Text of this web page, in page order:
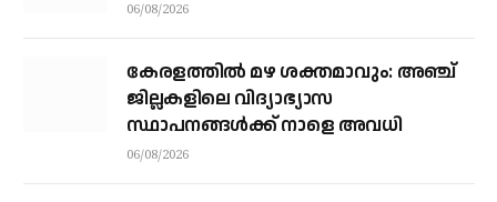
06/08/2026
കേരളത്തില്‍ മഴ ശക്തമാവും: അഞ്ച്
ജില്ലകളിലെ വിദ്യാഭ്യാസ
സ്ഥാപനങ്ങള്‍ക്ക് നാളെ അവധി
06/08/2026